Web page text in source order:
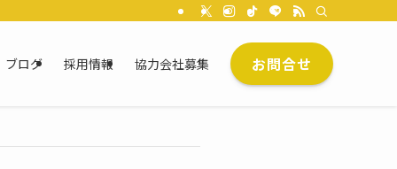
ブログ 採用情報 協力会社募集 お問合せ